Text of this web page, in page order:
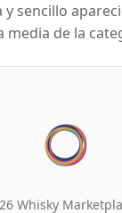
y sencillo
media de la
Whisky